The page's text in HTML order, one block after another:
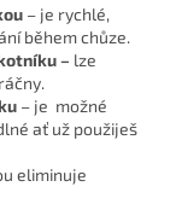
– je rychlé,
během chůze.
– lze
– je možné
ať už použiješ
eliminuje